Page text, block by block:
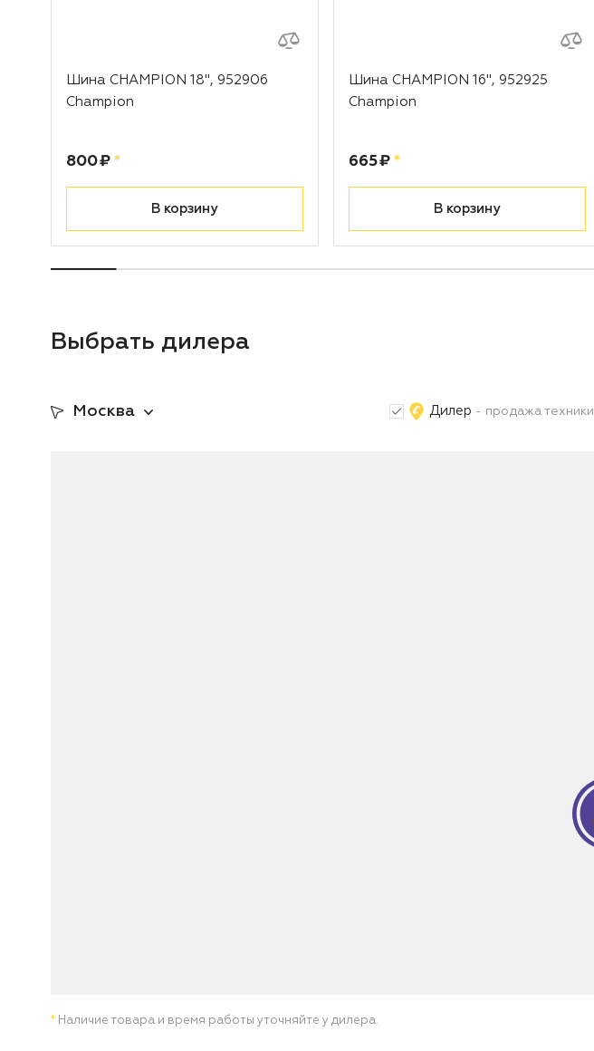
Шина CHAMPION 18", 952906
Champion
Цена:
800 ₽ рублей
*
В корзину
Шина CHAMPION 16", 952925
Champion
Цена:
665 ₽ рублей
*
В корзину
Выбрать дилера
Москва Дилер - продажа техники
* Наличие товара и время работы уточняйте у дилера.